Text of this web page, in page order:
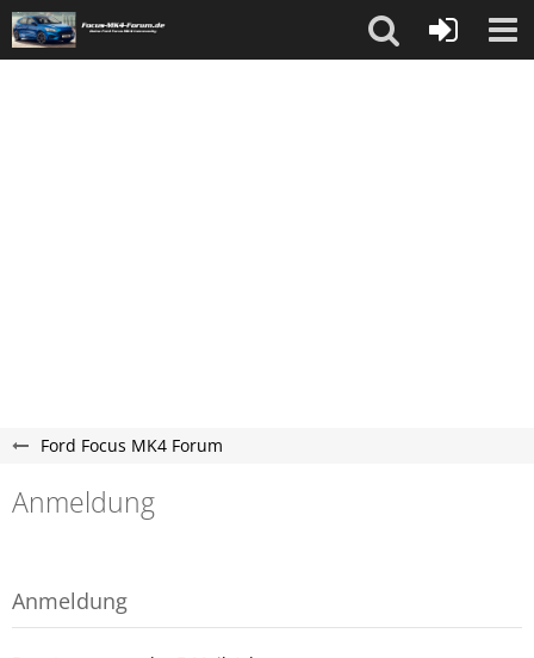
Ford Focus MK4 Forum
Anmeldung
Anmeldung